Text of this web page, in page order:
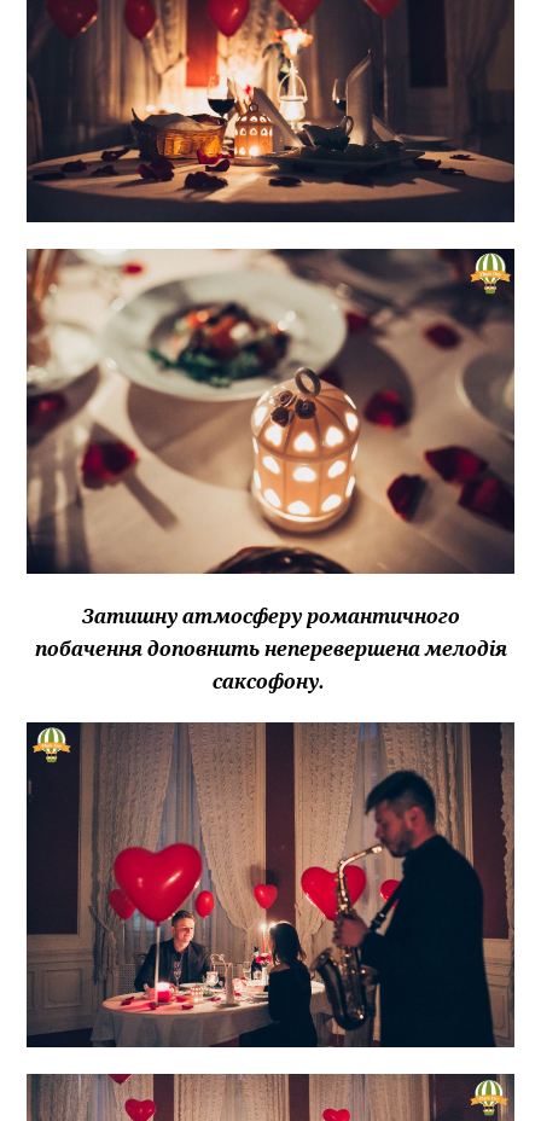
Затишну атмосферу романтичного
побачення доповнить неперевершена мелодія
саксофону.